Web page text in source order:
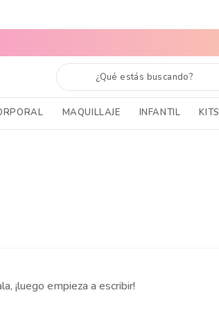
SANO, PIEL RADIANTE Y MAQUILLAJE TOP
MAQUILLAJE INFANTIL KITS
¡luego empieza a escribir!